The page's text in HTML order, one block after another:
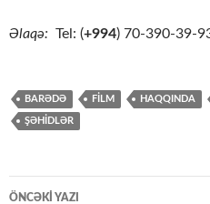
Əlaqə: Tel: (+994) 70-390-39-
BARƏDƏ FİLM HAQQINDA
ŞƏHİDLƏR
Yazılar
ÖNCƏKI YAZI